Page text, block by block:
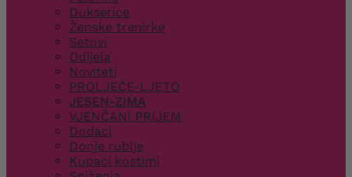
Dukserice
Ženske trenirke
Setovi
Odijela
Noviteti
PROLJEĆE-LJETO
JESEN-ZIMA
VJENČANI PRIJEM
Dodaci
Donje rublje
Kupaći kostimi